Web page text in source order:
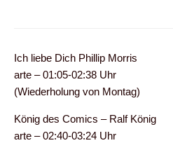
Ich liebe Dich Phillip Morris
arte – 01:05-02:38 Uhr
(Wiederholung von Montag)
König des Comics – Ralf König
arte – 02:40-03:24 Uhr